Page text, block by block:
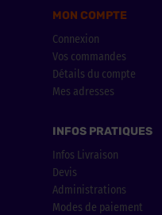
MON COMPTE
Connexion
Vos commandes
Détails du compte
Mes adresses
INFOS PRATIQUES
Infos Livraison
Devis
Administrations
Modes de paiement